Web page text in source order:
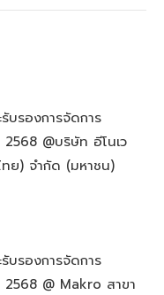
บรองการจัดการ
@บริษัท อีโนเว
ทย) จำกัด (มหาชน)
บรองการจัดการ
@ Makro สาขา